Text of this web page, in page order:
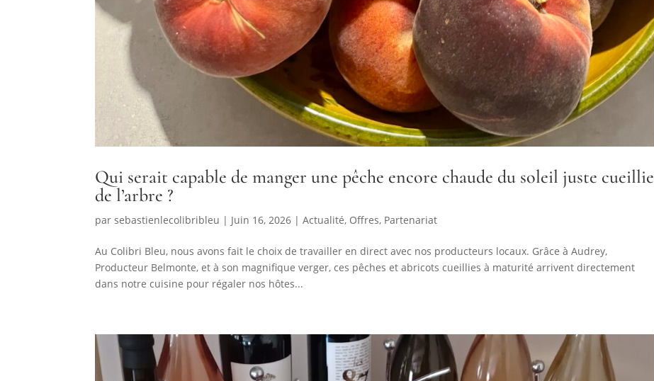
Qui serait capable de manger une pêche encore chaude du soleil juste cueillie
de l’arbre ?
parsebastienlecolibribleu | Juin 16, 2026 |Actualité, Offres, Partenariat
Au Colibri Bleu, nous avons fait le choix de travailler en direct avec nos producteurs locaux. Grâce à Audrey,
Producteur Belmonte, et à son magnifique verger, ces pêches et abricots cueillies à maturité arrivent directement
dans notre cuisine pour régaler nos hôtes...